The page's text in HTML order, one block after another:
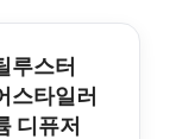
루스터
스타일러
디퓨저